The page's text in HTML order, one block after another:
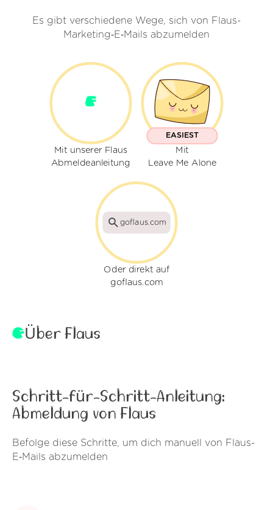
Es gibt verschiedene Wege, sich von Flaus-
Marketing‑E‑Mails abzumelden
Mit unserer Flaus
Abmeldeanleitung
EASIEST
Mit
Leave Me Alone
goflaus.com
Oder direkt auf
goflaus.com
Über Flaus
Schritt-für-Schritt-Anleitung:
Abmeldung von Flaus
Befolge diese Schritte, um dich manuell von Flaus-
E‑Mails abzumelden